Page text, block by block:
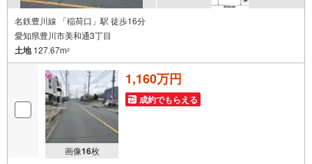
名鉄豊川線 「稲荷口」駅 徒歩16分
愛知県豊川市美和通3丁目
土地127.67m2
画像16枚
1,160万円
成約でもらえる